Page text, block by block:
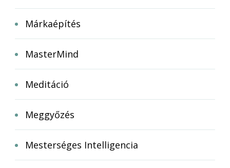
Márkaépítés
MasterMind
Meditáció
Meggyőzés
Mesterséges Intelligencia